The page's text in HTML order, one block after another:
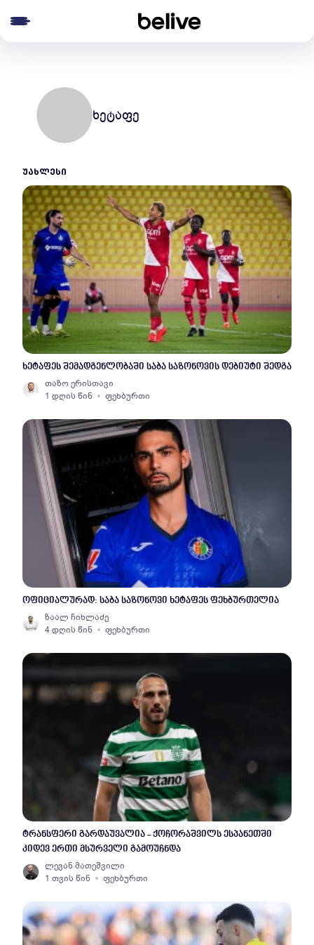
ხეტაფე
ᲣᲐᲮᲚᲔᲡᲘ
ხეტაფეს შემადგენლობაში საბა საზონოვის დებიუტი შედგა
თაზო ერისთავი
1 დღის წინ
ფეხბურთი
ოფიციალურად: საბა საზონოვი ხეტაფეს ფეხბურთელია
ზაალ ჩიხლაძე
4 დღის წინ
ფეხბურთი
ტრანსფერი გარდაუვალია - ქოჩორაშვილს ესპანეთში
კიდევ ერთი მსურველი გამოუჩნდა
ლევან მათეშვილი
1 თვის წინ
ფეხბურთი